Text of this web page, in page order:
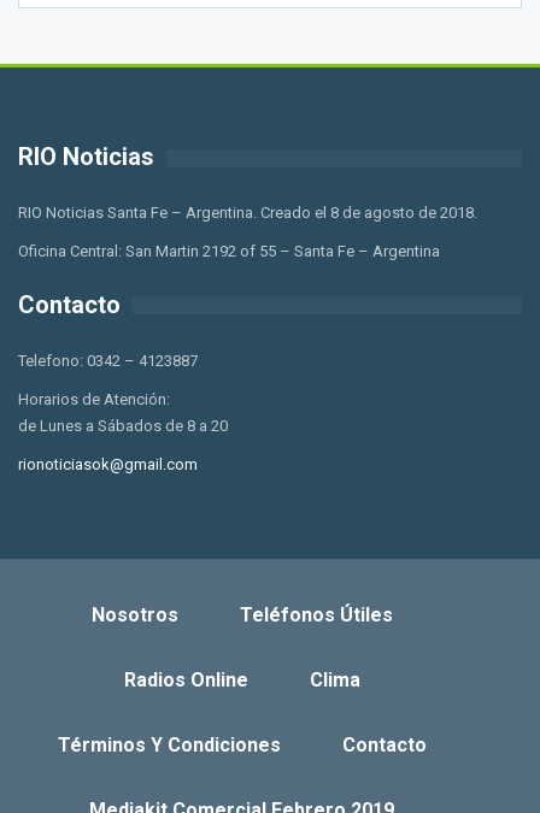
RIO Noticias
RIO Noticias Santa Fe – Argentina. Creado el 8 de agosto de 2018.
Oficina Central: San Martin 2192 of 55 – Santa Fe – Argentina
Contacto
Telefono: 0342 – 4123887
Horarios de Atención:
de Lunes a Sábados de 8 a 20
rionoticiasok@gmail.com
Nosotros Teléfonos Útiles
Radios Online Clima
Términos Y Condiciones Contacto